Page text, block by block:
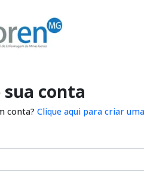
sua conta
conta? Clique aqui para criar uma